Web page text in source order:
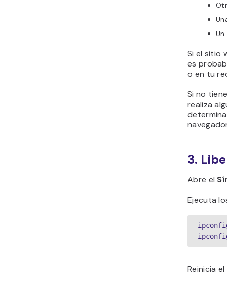
Si el sitio
es
o en tu
Si no
realiza
3.
Abre el
Ejecuta
Reinicia